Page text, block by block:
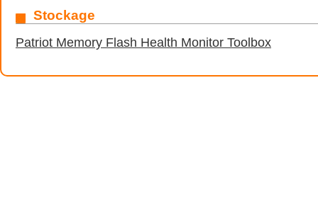
Stockage
Patriot Memory Flash Health Monitor Toolbox